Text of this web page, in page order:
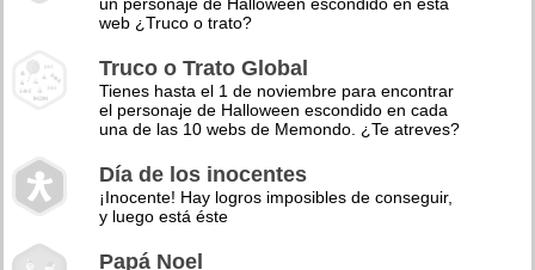
web ¿Truco o trato?
Truco o Trato Global
Tienes hasta el 1 de noviembre para encontrar
el personaje de Halloween escondido en cada
una de las 10 webs de Memondo. ¿Te atreves?
Día de los inocentes
¡Inocente! Hay logros imposibles de conseguir,
y luego está éste
Papá Noel